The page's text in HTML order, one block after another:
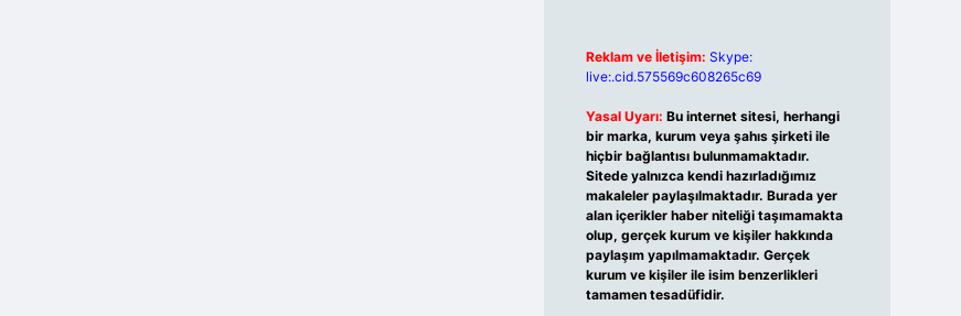
Reklam ve İletişim: Skype:
live:.cid.575569c608265c69
Yasal Uyarı: Bu internet sitesi, herhangi
bir marka, kurum veya şahıs şirketi ile
hiçbir bağlantısı bulunmamaktadır.
Sitede yalnızca kendi hazırladığımız
makaleler paylaşılmaktadır. Burada yer
alan içerikler haber niteliği taşımamakta
olup, gerçek kurum ve kişiler hakkında
paylaşım yapılmamaktadır. Gerçek
kurum ve kişiler ile isim benzerlikleri
tamamen tesadüfidir.